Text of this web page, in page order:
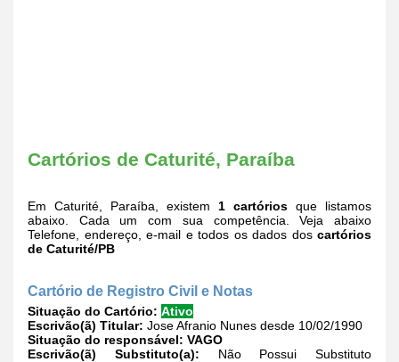
Cartórios de Caturité, Paraíba
Em Caturité, Paraíba, existem 1 cartórios que listamos
abaixo. Cada um com sua competência. Veja abaixo
Telefone, endereço, e-mail e todos os dados dos cartórios
de Caturité/PB
Cartório de Registro Civil e Notas
Situação do Cartório: Ativo
Escrivão(ã) Titular: Jose Afranio Nunes desde 10/02/1990
Situação do responsável: VAGO
Escrivão(ã) Substituto(a): Não Possui Substituto